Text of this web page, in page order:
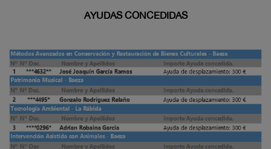
AYUDAS CONCEDIDAS